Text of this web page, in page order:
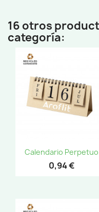
16 otros
categoría:
Calendario Perpetuo
0,94 €